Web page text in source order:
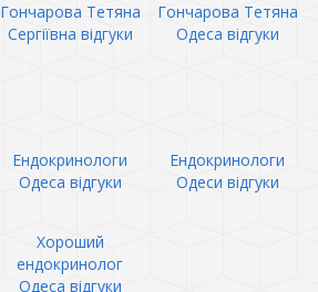
Гончарова Тетяна
Сергіївна відгуки
Гончарова Тетяна
Одеса відгуки
Ендокринологи
Одеса відгуки
Ендокринологи
Одеси відгуки
Хороший
ендокринолог
Одеса відгуки